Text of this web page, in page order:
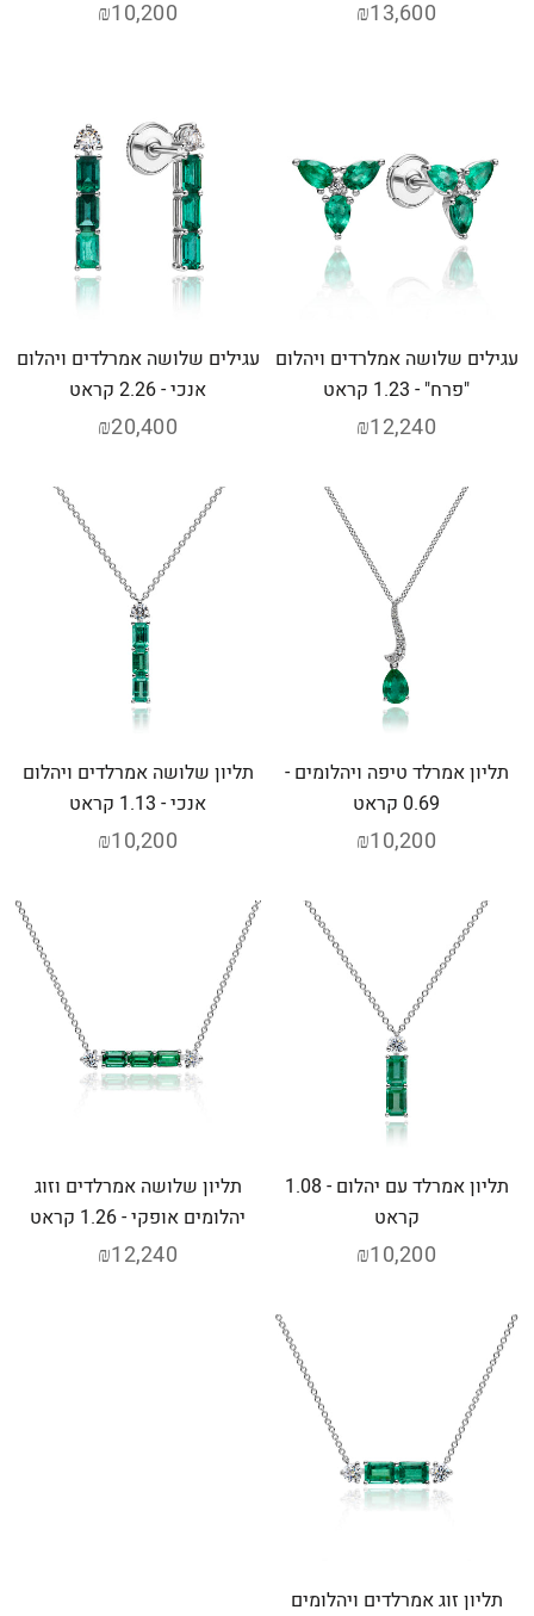
₪13,600
₪10,200
עגילים שלושה אמלרדים ויהלום
"פרח" - 1.23 קראט
₪12,240
עגילים שלושה אמרלדים ויהלום
אנכי - 2.26 קראט
₪20,400
תליון אמרלד טיפה ויהלומים -
0.69 קראט
₪10,200
תליון שלושה אמרלדים ויהלום
אנכי - 1.13 קראט
₪10,200
תליון אמרלד עם יהלום - 1.08
קראט
₪10,200
תליון שלושה אמרלדים וזוג
יהלומים אופקי - 1.26 קראט
₪12,240
תליון זוג אמרלדים ויהלומים